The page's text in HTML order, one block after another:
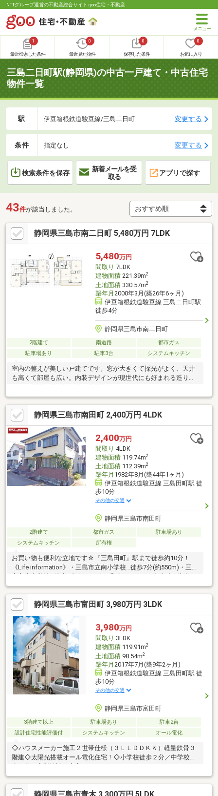
NTTグループ運営の不動産総合サイト goo住宅・不動産
1
最近検索した条件
0
最近見た物件
0
保存した条件
0
お気に入り
三島二日町駅(静岡県)の中古一戸建て・中古住宅
物件一覧
駅 伊豆箱根鉄道駿豆線/三島二日町 変更する
条件 指定なし 変更する
検索条件を保存
新着メールを受
取る
アプリで探す
43件が該当しました。
静岡県三島市南二日町 5,480万円 7LDK
5,480万円
間取り 7LDK
建物面積221.39m2
土地面積330.57m2
築年月 2000年3月(築26年6ヶ月)
伊豆箱根鉄道駿豆線 三島二日町駅
徒歩4分
静岡県三島市南二日町
2階建て 南道路
都市ガス
駐車場あり
駐車3台 システムキッチン
室内の整えが美しい戸建てです。窓が大きくて採光がよく、天井
も高くて部屋も広い。内装デザインが現世代にも好まれる造りで
静岡県三島市南田町 2,400万円 4LDK
2,400万円
間取り 4LDK
建物面積119.74m2
土地面積112.39m2
築年月 1982年8月(築44年1ヶ月)
伊豆箱根鉄道駿豆線 三島田町駅 徒
歩10分
その他の交通
静岡県三島市南田町
2階建て 都市ガス
駐車場あり
システムキッチン
所有権
お買い物も便利な立地です☆『三島田町』駅まで徒歩約10分！
《Life information》・三島市立南小学校…徒歩7分(約550m)・三島
分(約80m)・クリエイトＳ・Ｄ三島南町店…徒歩6分(約470m)・セ
ブンイレブン三島中田町店…徒歩7分(約500m)・イトーヨーカドー
三島店…徒歩9分(約710m)■三島市自主運行バス『南田町』停より
徒歩約2分■南小・南中■契約不適合責任：免責■現況渡し■付属建
物：倉庫■河川占用許可を取得しています
静岡県三島市富田町 3,980万円 3LDK
3,980万円
間取り 3LDK
建物面積119.91m2
土地面積98.54m2
築年月 2017年7月(築9年2ヶ月)
伊豆箱根鉄道駿豆線 三島田町駅 徒
歩10分
その他の交通
静岡県三島市富田町
3階建て以上 駐車場あり
駐車2台
設計住宅性能評価付
システムキッチン オール電化
◇ハウスメーカー施工２世帯仕様（３ＬＬＤＤＫＫ）軽量鉄骨３
階建◇太陽光搭載オール電化住宅！◇小学校徒歩２分／中学校徒